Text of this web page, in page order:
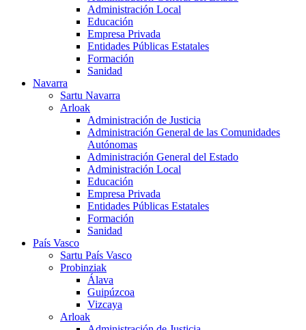
Administración Local
Educación
Empresa Privada
Entidades Públicas Estatales
Formación
Sanidad
Navarra
Sartu Navarra
Arloak
Administración de Justicia
Administración General de las Comunidades
Autónomas
Administración General del Estado
Administración Local
Educación
Empresa Privada
Entidades Públicas Estatales
Formación
Sanidad
País Vasco
Sartu País Vasco
Probinziak
Álava
Guipúzcoa
Vizcaya
Arloak